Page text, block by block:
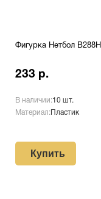
Фигурка Нетбол B288H
233 р.
В наличии:10 шт.
Материал: Пластик
Купить